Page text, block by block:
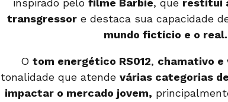
inspirado pelo filme Barbie, que restitui
transgressor e destaca sua capacidade
mundo fictício e o real.
O tom energético RS012, chamativo e
tonalidade que atendevárias categorias
impactar o mercado jovem,